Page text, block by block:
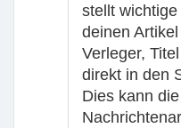
stellt
deinen
Verleger,
direkt in den
Dies kann